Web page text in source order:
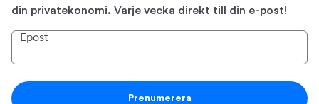
din privatekonomi. Varje vecka direkt till din e-post!
Epost
Prenumerera